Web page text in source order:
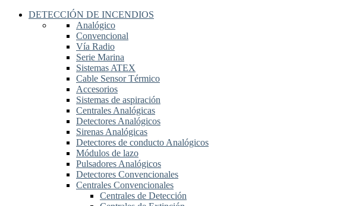
DETECCIÓN DE INCENDIOS
Analógico
Convencional
Vía Radio
Serie Marina
Sistemas ATEX
Cable Sensor Térmico
Accesorios
Sistemas de aspiración
Centrales Analógicas
Detectores Analógicos
Sirenas Analógicas
Detectores de conducto Analógicos
Módulos de lazo
Pulsadores Analógicos
Detectores Convencionales
Centrales Convencionales
Centrales de Detección